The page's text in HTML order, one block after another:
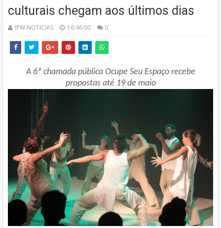
culturais chegam aos últimos dias
IPW NOTICIAS 16:46:00 0
A 6ª chamada pública Ocupe Seu Espaço recebe
propostas até 19 de maio